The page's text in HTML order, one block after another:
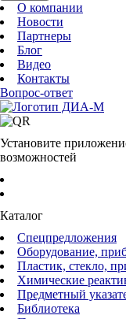
О компании
Новости
Партнеры
Блог
Видео
Контакты
Вопрос-ответ
Установите
возможностей
Каталог
Спецпредложения
Оборудование,
Пластик, стекло,
Химические
Предметный
Библиотека